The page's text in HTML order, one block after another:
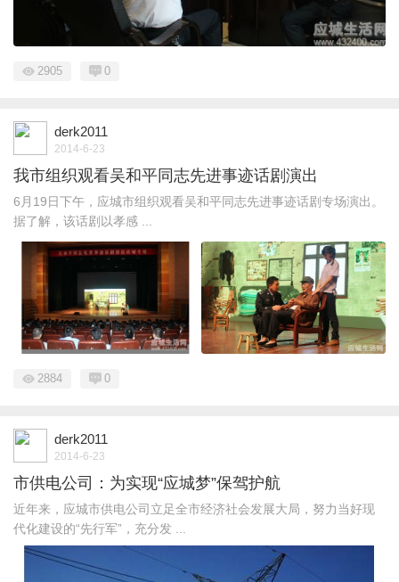
2905 0
derk2011
2014-6-23
我市组织观看吴和平同志先进事迹话剧演出
6月19日下午，应城市组织观看吴和平同志先进事迹话剧专场演出。
据了解，该话剧以孝感 ...
2884 0
derk2011
2014-6-23
市供电公司：为实现“应城梦”保驾护航
近年来，应城市供电公司立足全市经济社会发展大局，努力当好现
代化建设的“先行军”，充分发 ...